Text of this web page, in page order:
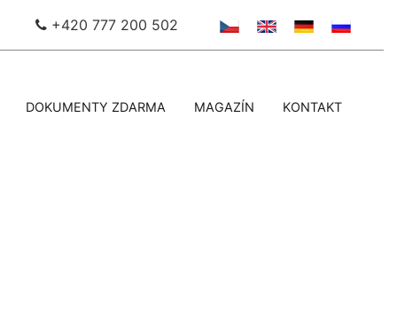
+420 777 200 502
DOKUMENTY ZDARMA MAGAZÍN KONTAKT